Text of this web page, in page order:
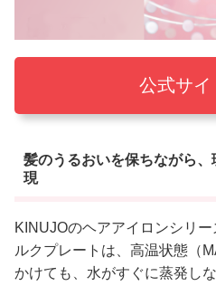
公式サ
髪のうるおいを保ちながら
現
KINUJOのヘアアイロンシリ
ルクプレートは、高温状態（
かけても、水がすぐに蒸発し